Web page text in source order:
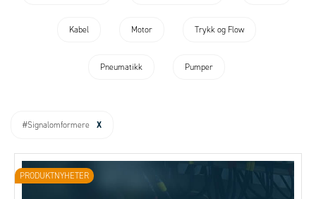
Kabel Motor Trykk og Flow
Pneumatikk Pumper
#Signalomformere X
PRODUKTNYHETER